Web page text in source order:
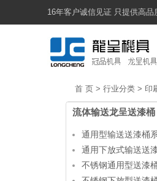
16年客户诚信见证 只提供高品
首 页 > 行业分类 > 印
流体输送龙呈送漆桶
通用型输送送漆桶
通用下放式输送送
不锈钢通用型送漆